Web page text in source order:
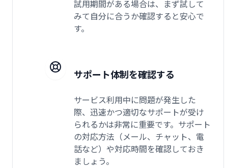
試用期間がある場合は、まず試して
みて自分に合うか確認すると安心で
す。
サポート体制を確認する
サービス利用中に問題が発生した
際、迅速かつ適切なサポートが受け
られるかは非常に重要です。サポート
の対応方法（メール、チャット、電
話など）や対応時間を確認しておき
ましょう。